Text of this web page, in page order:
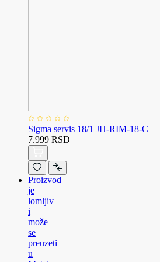
Sigma servis 18/1 JH-RIM-18-C
7.999 RSD
Proizvod
je
lomljiv
i
može
se
preuzeti
u